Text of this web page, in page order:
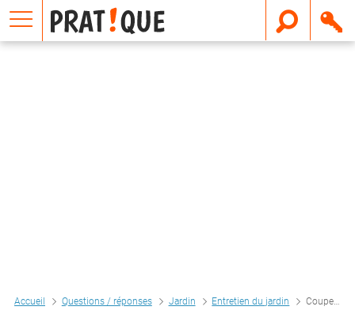
Accueil Questions / réponses Jardin Entretien du jardin Couper les branches de rosiers se terminant par un bouton avorté ?
E
m
a